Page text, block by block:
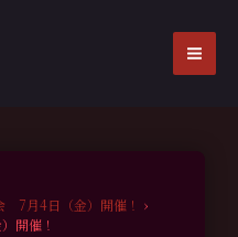
7月4日（金）開催！ ›
開催！